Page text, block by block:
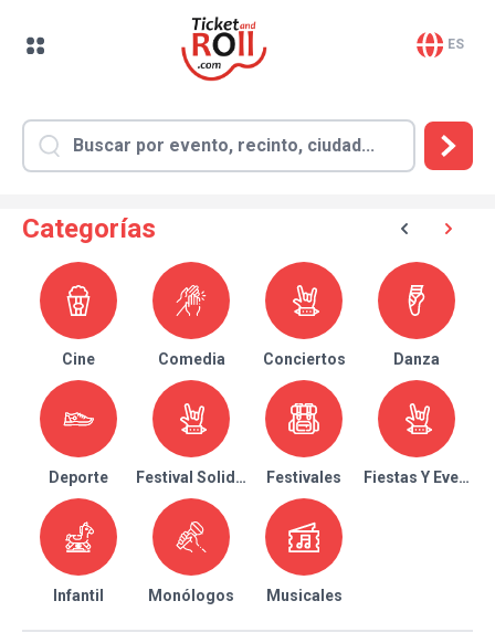
ES
Categorías
Cine Comedia Conciertos Danza
Deporte Festival Solidario Festivales Fiestas Y Eventos
Infantil Monólogos Musicales